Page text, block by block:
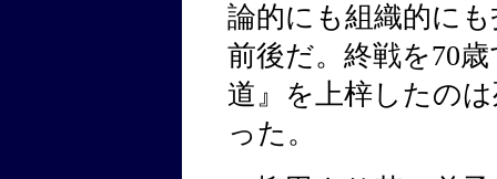
論的にも組織的に
前後だ。終戦を70
道』を上梓したの
った。